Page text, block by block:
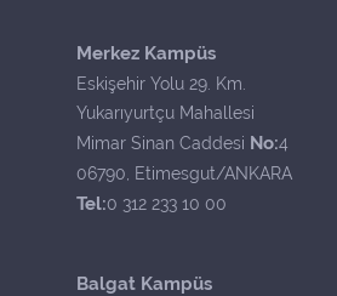
Merkez Kampüs
Eskişehir Yolu 29. Km.
Yukarıyurtçu Mahallesi
Mimar Sinan Caddesi No:4
06790, Etimesgut/ANKARA
Tel:0 312 233 10 00
Balgat Kampüs